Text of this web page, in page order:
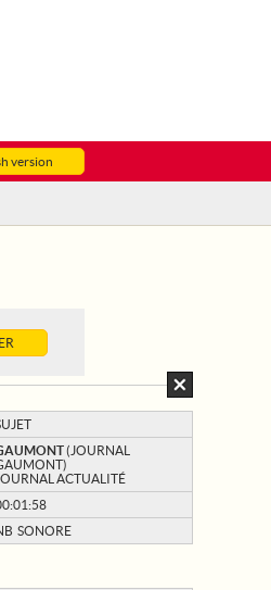
version
(JOURNAL
ACTUALITÉ
SONORE